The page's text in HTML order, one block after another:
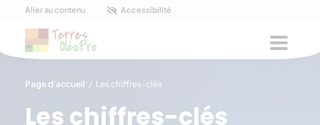
Panneau de gestion des cookies
Aller au contenu Accessibilité
Page d'accueil / Les chiffres-clés
Les chiffres-clés